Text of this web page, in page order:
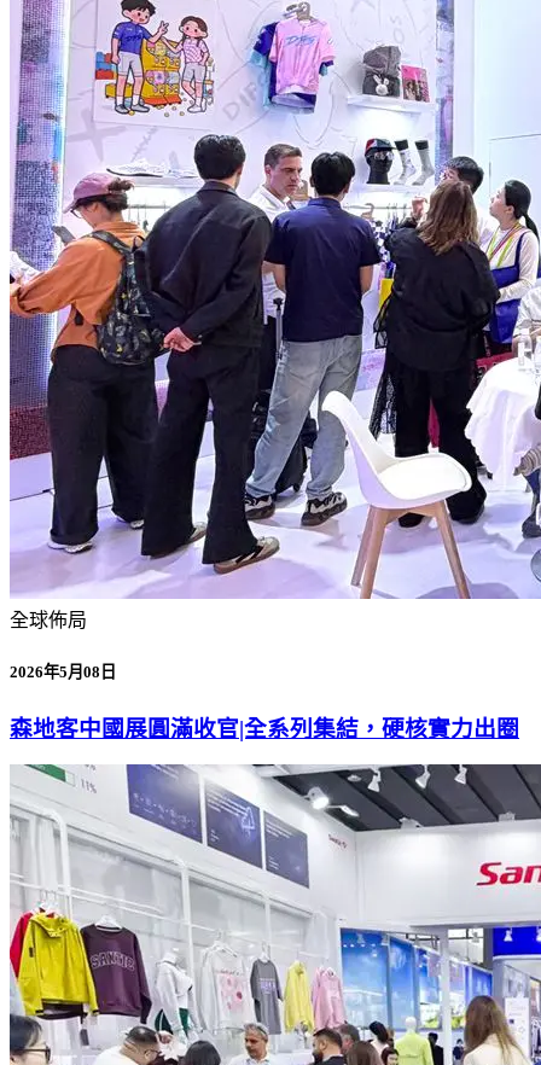
全球佈局
2026年5月08日
森地客中國展圓滿收官|全系列集結，硬核實力出圈